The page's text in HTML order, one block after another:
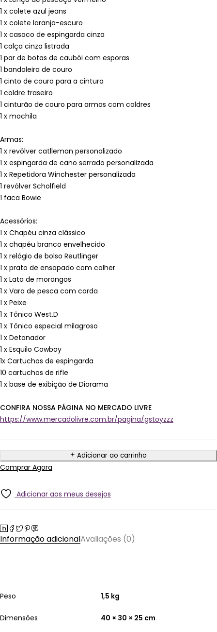
1 x colete azul jeans
1 x colete laranja-escuro
1 x casaco de espingarda cinza
1 calça cinza listrada
1 par de botas de caubói com esporas
1 bandoleira de couro
1 cinto de couro para a cintura
1 coldre traseiro
1 cinturão de couro para armas com coldres
1 x mochila
Armas:
1 x revólver catlleman personalizado
1 x espingarda de cano serrado personalizada
1 x Repetidora Winchester personalizada
1 revólver Scholfield
1 faca Bowie
Acessórios:
1 x Chapéu cinza clássico
1 x chapéu branco envelhecido
1 x relógio de bolso Reutlinger
1 x prato de ensopado com colher
1 x Lata de morangos
1 x Vara de pesca com corda
1 x Peixe
1 x Tônico West.D
1 x Tônico especial milagroso
1 x Detonador
1 x Esquilo Cowboy
1x Cartuchos de espingarda
10 cartuchos de rifle
1 x base de exibição de Diorama
CONFIRA NOSSA PÁGINA NO MERCADO LIVRE
https://www.mercadolivre.com.br/pagina/gstoyzzz
Adicionar ao carrinho
Comprar Agora
Adicionar aos meus desejos
Informação adicionalAvaliações (0)
Peso 1,5 kg
Dimensões 40 × 30 × 25 cm